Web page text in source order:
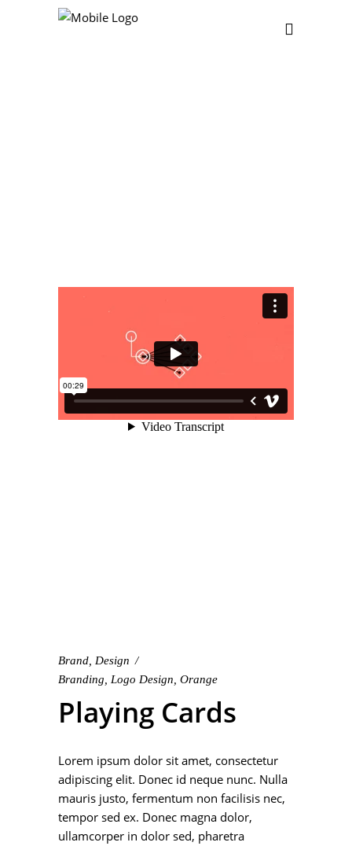
Brand Design
Branding
Logo Design Orange
Playing Cards
Lorem ipsum dolor sit amet, consectetur
adipiscing elit. Donec id neque nunc. Nulla
mauris justo, fermentum non facilisis nec,
tempor sed ex. Donec magna dolor,
ullamcorper in dolor sed, pharetra